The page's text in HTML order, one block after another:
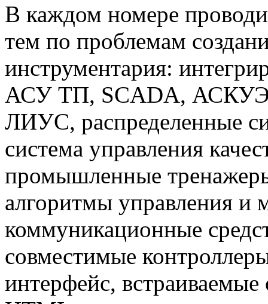
В каждом номере
тем по проблемам
инструментария:
АСУ ТП, SCADA,
ЛИУС, распределенные
система управления
промышленные
алгоритмы управления и
коммуникационные
совместимые
интерфейс,